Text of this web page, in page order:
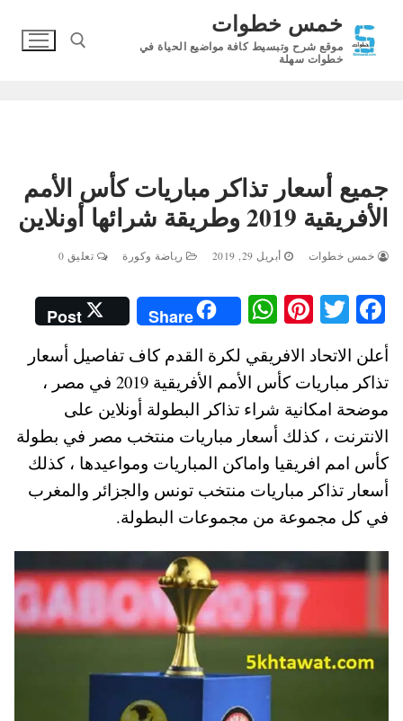
المحتوى
خمس خطوات
موقع شرح وتبسيط كافة مواضيع الحياة في
خطوات سهلة
جميع أسعار تذاكر مباريات كأس الأمم
الأفريقية 2019 وطريقة شرائها أونلاين
خمس خطوات أبريل 29, 2019 رياضة وكورة تعليق 0
Fa
ce
bo
ok
T
wi
tte
r
Pi
er
es
t
W
ha
ts
A
pp
Share
Post
أعلن الاتحاد الافريقي لكرة القدم كاف تفاصيل أسعار
تذاكر مباريات كأس الأمم الأفريقية 2019 في مصر ،
موضحة امكانية شراء تذاكر البطولة أونلاين على
الانترنت ، كذلك أسعار مباريات منتخب مصر في بطولة
كأس امم افريقيا واماكن المباريات ومواعيدها ، كذلك
أسعار تذاكر مباريات منتخب تونس والجزائر والمغرب
في كل مجموعة من مجموعات البطولة.